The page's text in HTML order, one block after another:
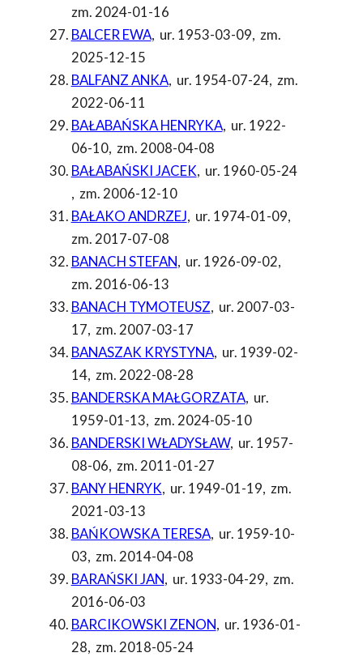
zm. 2024-01-16
BALCER EWA, ur. 1953-03-09, zm.
2025-12-15
BALFANZ ANKA, ur. 1954-07-24, zm.
2022-06-11
BAŁABAŃSKA HENRYKA, ur. 1922-
06-10, zm. 2008-04-08
BAŁABAŃSKI JACEK, ur. 1960-05-24
, zm. 2006-12-10
BAŁAKO ANDRZEJ, ur. 1974-01-09,
zm. 2017-07-08
BANACH STEFAN, ur. 1926-09-02,
zm. 2016-06-13
BANACH TYMOTEUSZ, ur. 2007-03-
17, zm. 2007-03-17
BANASZAK KRYSTYNA, ur. 1939-02-
14, zm. 2022-08-28
BANDERSKA MAŁGORZATA, ur.
1959-01-13, zm. 2024-05-10
BANDERSKI WŁADYSŁAW, ur. 1957-
08-06, zm. 2011-01-27
BANY HENRYK, ur. 1949-01-19, zm.
2021-03-13
BAŃKOWSKA TERESA, ur. 1959-10-
03, zm. 2014-04-08
BARAŃSKI JAN, ur. 1933-04-29, zm.
2016-06-03
BARCIKOWSKI ZENON, ur. 1936-01-
28, zm. 2018-05-24